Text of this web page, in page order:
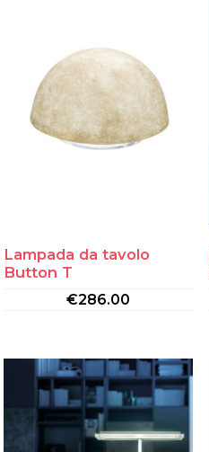
Lampada da tavolo
Button T
€286.00